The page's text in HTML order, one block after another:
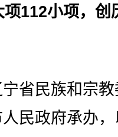
112小项，创
省民族和宗教
民政府承办，